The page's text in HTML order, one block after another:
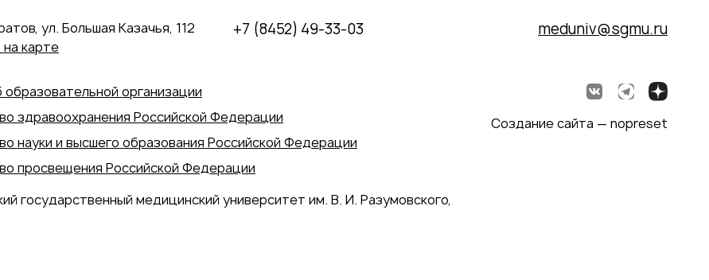
ул. Большая Казачья, 112
карте
+7 (8452) 49-33-03 meduniv@sgmu.ru
организации
здравоохранения Российской Федерации
науки и высшего образования Российской Федерации
просвещения Российской Федерации
государственный медицинский университет им. В. И. Разумовского,
Создание сайта — nopreset